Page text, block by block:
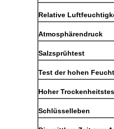
Relative
Atmosphärendruck
Salzsprühtest
Test der hohen
Hoher
Schlüsselleben